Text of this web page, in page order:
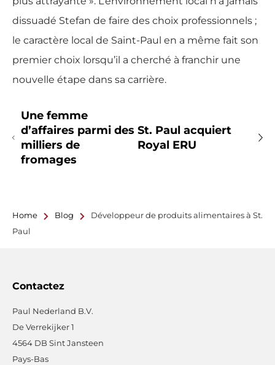
dissuadé Stefan de faire des choix professionnels ;
le caractère local de Saint-Paul en a même fait son
premier choix lorsqu’il a cherché à franchir une
nouvelle étape dans sa carrière.
Une femme
d’affaires parmi des
milliers de
fromages
St. Paul acquiert
Royal ERU
Home Blog
Développeur de produits alimentaires à St.
Paul
Contactez
Paul Nederland B.V.
De Verrekijker 1
4564 DB Sint Jansteen
Pays-Bas